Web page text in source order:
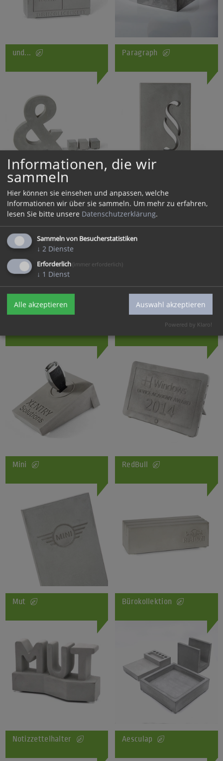
und... Paragraph
Individueller Immobilien
Tombstone
Financial Service
Mini RedBull
Mut Bürokollektion
Notizzettelhalter Aesculap
Informationen, die wir
sammeln
Hier können sie einsehen und anpassen, welche
Informationen wir über sie sammeln. Um mehr zu erfahren,
lesen Sie bitte unsere Datenschutzerklärung.
Sammeln von Besucherstatistiken
↓ 2 Dienste
Erforderlich (immer erforderlich)
↓ 1 Dienst
Auswahl akzeptieren
Alle akzeptieren
Powered by Klaro!